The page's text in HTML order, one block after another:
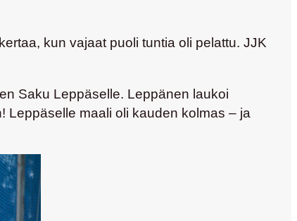
kun vajaat puoli tuntia oli pelattu. JJK
Saku Leppäselle. Leppänen laukoi
maali oli kauden kolmas – ja